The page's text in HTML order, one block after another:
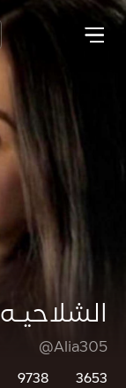
الشلاحيـه
@Alia305
3653
9738